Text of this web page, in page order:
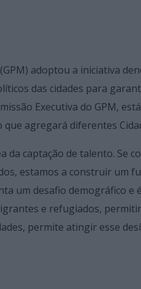
adoptou a iniciativa
das cidades para
Executiva do GPM,
agregará diferentes
da captação de talento. Se
estamos a construir um
um desafio demográfico e
e refugiados,
permite atingir esse